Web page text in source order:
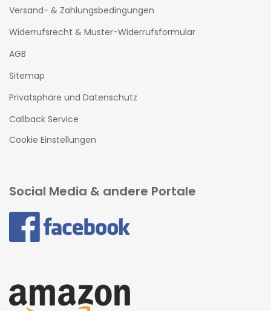
Versand- & Zahlungsbedingungen
Widerrufsrecht & Muster-Widerrufsformular
AGB
Sitemap
Privatsphäre und Datenschutz
Callback Service
Cookie Einstellungen
Social Media & andere Portale